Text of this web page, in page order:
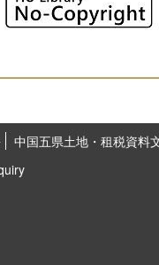
中国五県土地・租税資料